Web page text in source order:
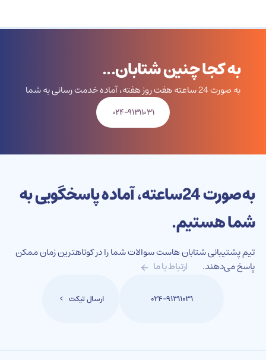
به کجا چنین شتابان...
به صورت 24 ساعته هفت روز هفته، آماده خدمت رسانی به شما
۰۲۴-۹۱۳۱۱۰۳۱
به‌صورت 24‌ساعته، آماده پاسخگویی به
شما هستیم.
تیم پشتیبانی شتابان هاست سوالات شما را در کوتاهترین زمان ممکن
پاسخ می‌دهند.
ارتباط با ما
۰۲۴-۹۱۳۱۱۰۳۱ ارسال تیکت